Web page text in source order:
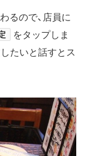
るので、店員に
をタップしま
たいと話すとス